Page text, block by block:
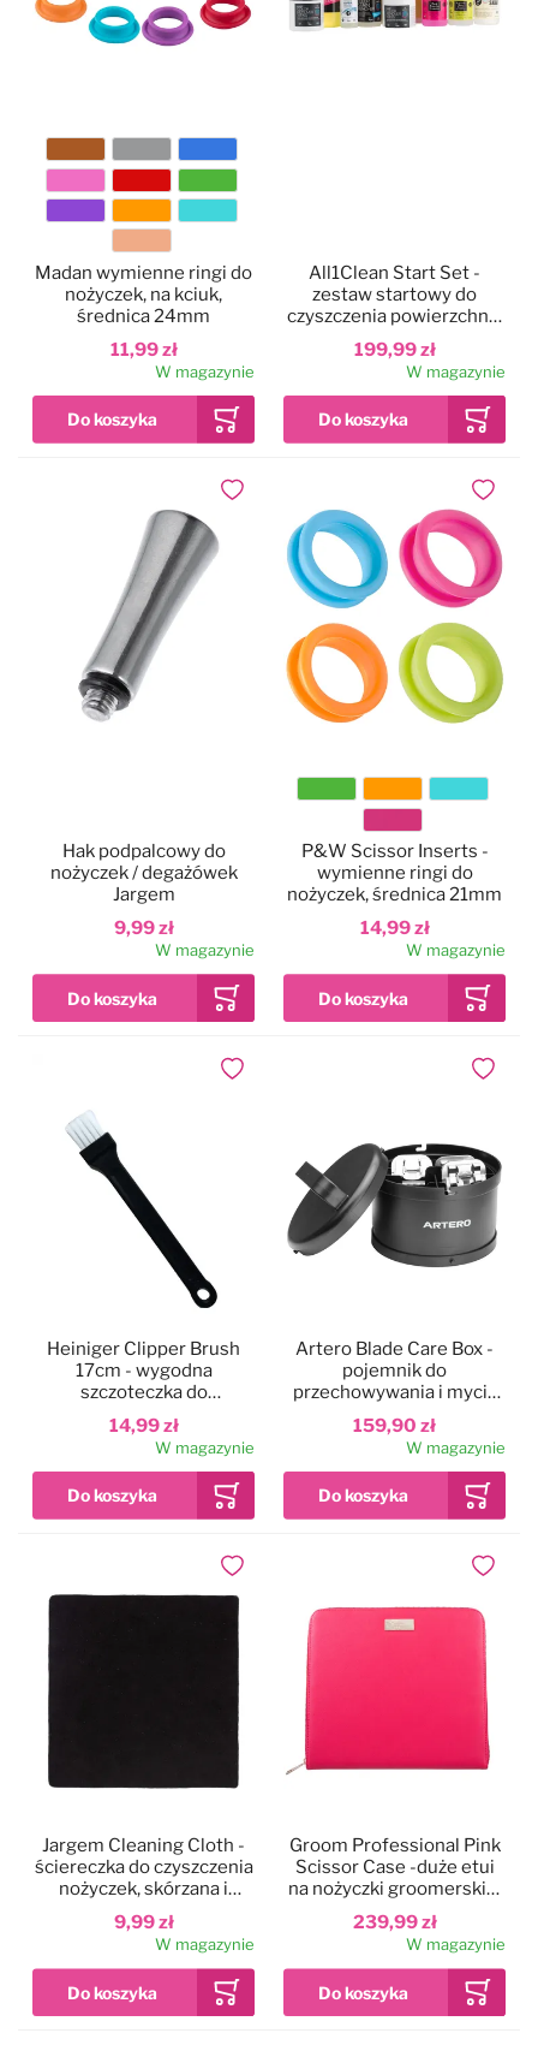
11,99 zł
Madan wymienne ringi do
nożyczek, na kciuk,
średnica 24mm
W magazynie
199,99 zł
All1Clean Start Set -
zestaw startowy do
czyszczenia powierzchni i
wyposażenia
W magazynie
9,99 zł
Hak podpalcowy do
nożyczek / degażówek
Jargem
W magazynie
Dodaj do ulubionych
14,99 zł
P&W Scissor Inserts -
wymienne ringi do
nożyczek, średnica 21mm
W magazynie
Dodaj
14,99 zł
Heiniger Clipper Brush
17cm - wygodna
szczoteczka do
czyszczenia maszynek i
ostrzy
W magazynie
Dodaj do ulubionych
159,90 zł
Artero Blade Care Box -
pojemnik do
przechowywania i mycia
ostrzy do maszynek
W magazynie
Dodaj
9,99 zł
Jargem Cleaning Cloth -
ściereczka do czyszczenia
nożyczek, skórzana i
delikatna
W magazynie
Dodaj do ulubionych
239,99 zł
Groom Professional Pink
Scissor Case -duże etui
na nożyczki groomerskie,
na 5 par nożyczek, różowe
W magazynie
Dodaj